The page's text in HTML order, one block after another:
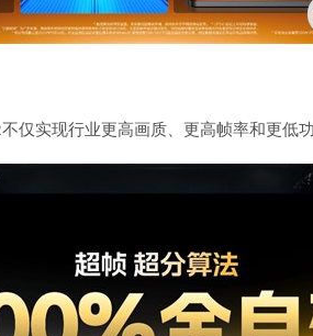
仅实现行业更高画质、更高帧率和更低